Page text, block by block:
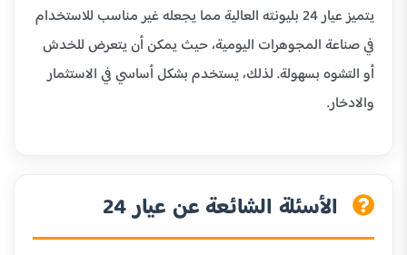
يتميز عيار 24 بليونته العالية مما يجعله غير مناسب للاستخدام
في صناعة المجوهرات اليومية، حيث يمكن أن يتعرض للخدش
أو التشوه بسهولة. لذلك، يستخدم بشكل أساسي في الاستثمار
والادخار.
الأسئلة الشائعة عن عيار 24